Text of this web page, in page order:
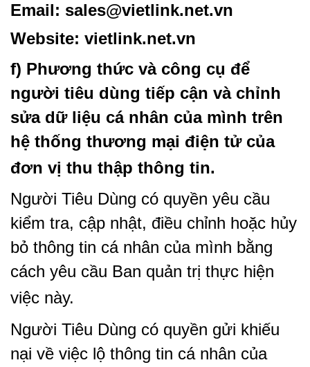
Email: sales@vietlink.net.vn
Website: vietlink.net.vn
f) Phương thức và công cụ để
người tiêu dùng tiếp cận và chỉnh
sửa dữ liệu cá nhân của mình trên
hệ thống thương mại điện tử của
đơn vị thu thập thông tin.
Người Tiêu Dùng có quyền yêu cầu
kiểm tra, cập nhật, điều chỉnh hoặc hủy
bỏ thông tin cá nhân của mình bằng
cách yêu cầu Ban quản trị thực hiện
việc này.
Người Tiêu Dùng có quyền gửi khiếu
nại về việc lộ thông tin cá nhân của